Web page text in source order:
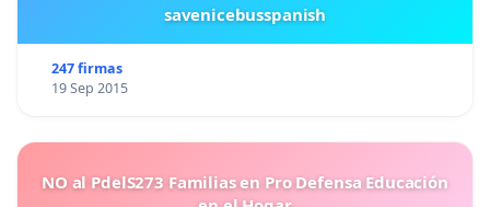
savenicebusspanish
247 firmas
19 Sep 2015
NO al PdelS273 Familias en Pro Defensa Educación